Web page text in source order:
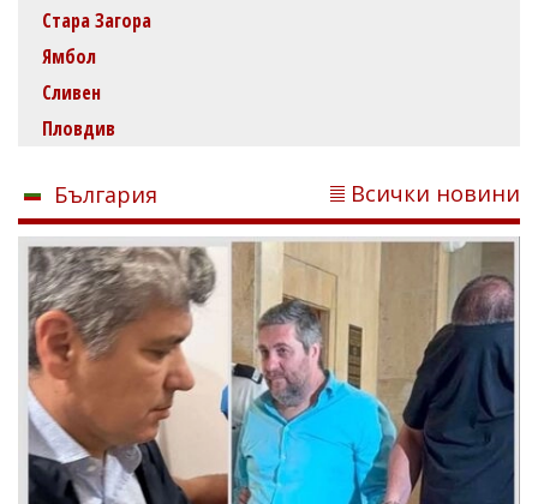
Стара Загора
Ямбол
Сливен
Пловдив
България Всички новини